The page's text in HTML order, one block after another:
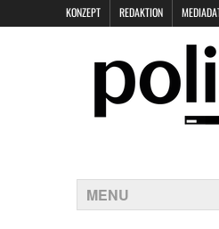
KONZEPT REDAKTION
MENU